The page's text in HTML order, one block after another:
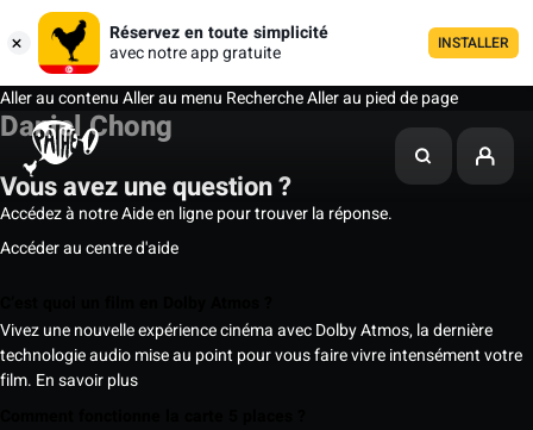
Réservez en toute simplicité
avec notre app gratuite
INSTALLER
Aller au contenuAller au menu RechercheAller au pied de page
Daniel Chong
Vous avez une question ?
Accédez à notre Aide en ligne pour trouver la réponse.
Accéder au centre d'aide
Vivez une nouvelle expérience cinéma avec Dolby Atmos, la dernière
technologie audio mise au point pour vous faire vivre intensément votre
film. En savoir plus